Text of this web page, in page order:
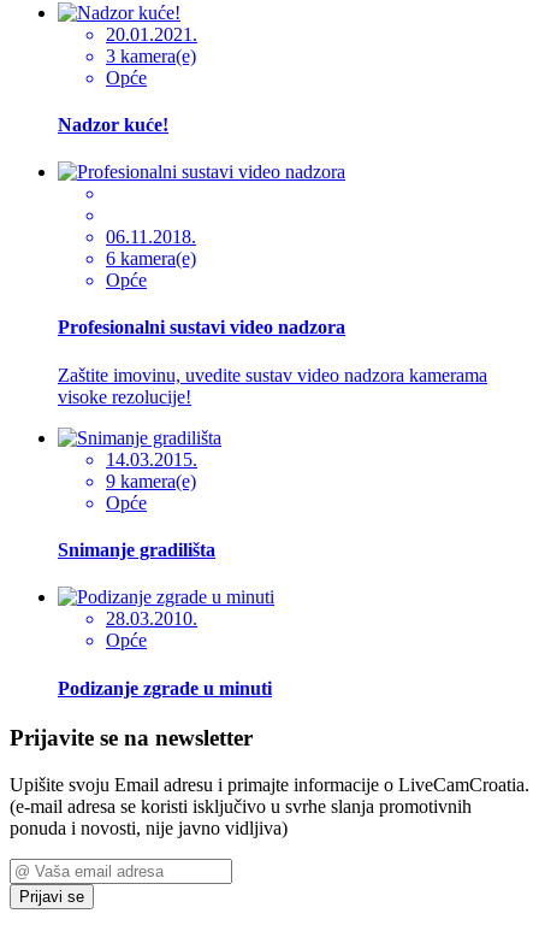
20.01.2021.
3 kamera(e)
Opće
Nadzor kuće!
06.11.2018.
6 kamera(e)
Opće
Profesionalni sustavi video nadzora
Zaštite imovinu, uvedite sustav video nadzora kamerama
visoke rezolucije!
14.03.2015.
9 kamera(e)
Opće
Snimanje gradilišta
28.03.2010.
Opće
Podizanje zgrade u minuti
Prijavite se na newsletter
Upišite svoju Email adresu i primajte informacije o LiveCamCroatia.
(e-mail adresa se koristi isključivo u svrhe slanja promotivnih
ponuda i novosti, nije javno vidljiva)
Prijavi se